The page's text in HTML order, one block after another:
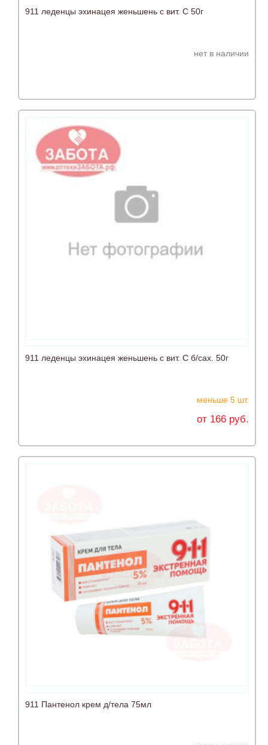
911 леденцы эхинацея женьшень с вит. С 50г
нет в наличии
911 леденцы эхинацея женьшень с вит. С б/сах. 50г
меньше 5 шт.
от 166 руб.
911 Пантенол крем д/тела 75мл